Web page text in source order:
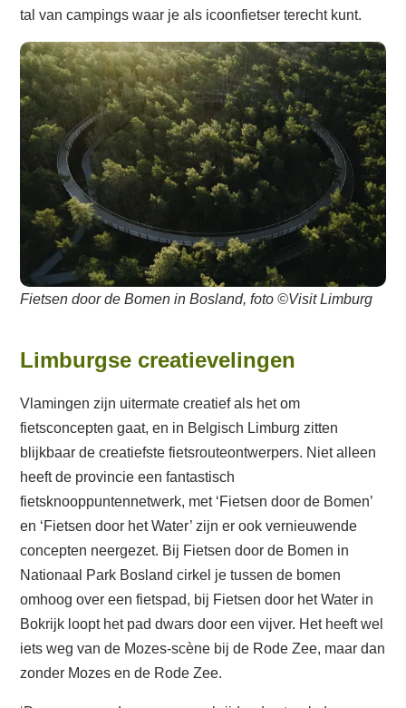
tal van campings waar je als icoonfietser terecht kunt.
Fietsen door de Bomen in Bosland, foto ©Visit Limburg
Limburgse creatievelingen
Vlamingen zijn uitermate creatief als het om
fietsconcepten gaat, en in Belgisch Limburg zitten
blijkbaar de creatiefste fietsrouteontwerpers. Niet alleen
heeft de provincie een fantastisch
fietsknooppuntennetwerk, met ‘Fietsen door de Bomen’
en ‘Fietsen door het Water’ zijn er ook vernieuwende
concepten neergezet. Bij Fietsen door de Bomen in
Nationaal Park Bosland cirkel je tussen de bomen
omhoog over een fietspad, bij Fietsen door het Water in
Bokrijk loopt het pad dwars door een vijver. Het heeft wel
iets weg van de Mozes-scène bij de Rode Zee, maar dan
zonder Mozes en de Rode Zee.